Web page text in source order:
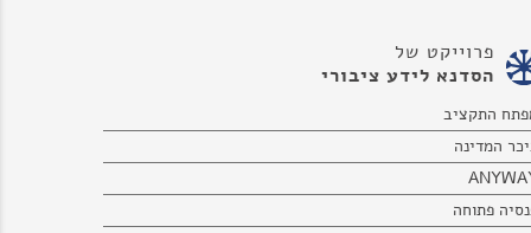
פרוייקט של
הסדנא לידע ציבורי
התקציב
המדינה
פתוחה